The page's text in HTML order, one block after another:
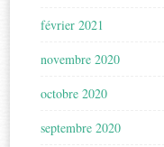
février 2021
novembre 2020
octobre 2020
septembre 2020